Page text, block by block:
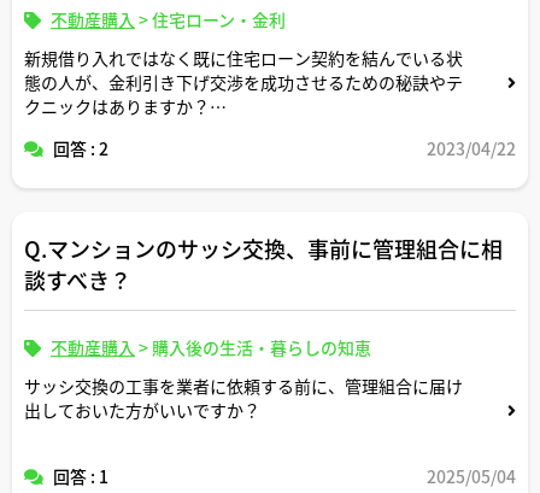
不動産購入 >住宅ローン・金利
新規借り入れではなく既に住宅ローン契約を結んでいる状
態の人が、金利引き下げ交渉を成功させるための秘訣やテ
クニックはありますか？
また、そのような交渉を専門としている宅建士や不動産コ
回答 : 2 2023/04/22
Q.マンションのサッシ交換、事前に管理組合に相
談すべき？
不動産購入 > 購入後の生活・暮らしの知恵
サッシ交換の工事を業者に依頼する前に、管理組合に届け
出しておいた方がいいですか？
回答 : 1 2025/05/04